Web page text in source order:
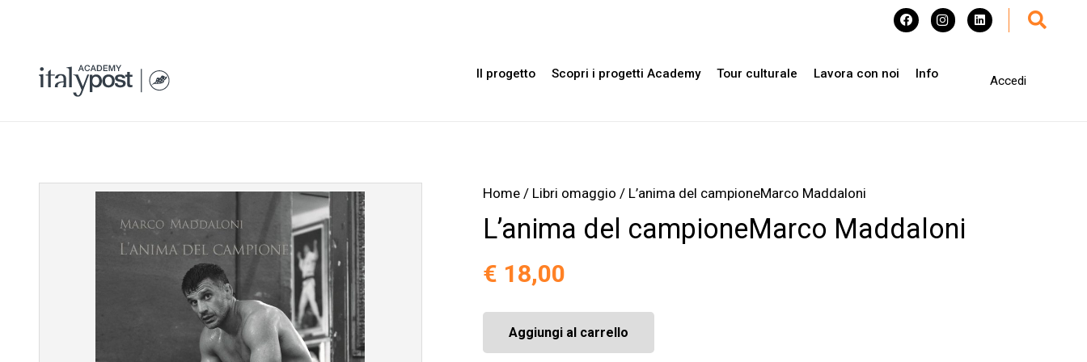
Il progetto Scopri i progetti Academy Tour culturale Lavora con noi Info
Accedi
Home / Libri omaggio / L’anima del campioneMarco Maddaloni
L’anima del campioneMarco Maddaloni
€ 18,00
L'anima
del
Aggiungi al carrello